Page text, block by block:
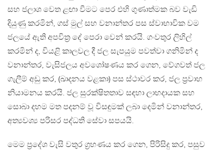
සහ ජලාශ වෙත ළඟා වීමට පෙර එහි ගුණාත්මක බව වැඩි
දියුණු කරමින්, ගස් මුල් සහ වනාන්තර පස ස්වාභාවික වම
ජලයේ ඇති අපවිත්‍ර දේ පෙරා වෙන් කරයි. ගංවතුර ලිහිල්
කරමින් ද, වියළි කාලවල දී ජල සැපයුම පවත්වා ගනිමින් ද
වනාන්තර, වැසිජලය අවශෝෂණය කර ගෙන, වේගවත් ජල
ගැලීම් අඩු කර, (ඛාදනය වළකා) පස ස්ථාවර කර, ජල ප්‍රවාහ
නියාමනය කරයි. ජල සුරක්ෂිතතාව සඳහා ලාභදායක සහ
සොබා දහම මත පදනම් වූ විසඳුමක් ලබා දෙමින් වනාන්තර,
අත්‍යවශ්‍ය පරිසර පද්ධති සේවා සපයයි.
මෙම ප්‍රදේශ වැසි වතුර ග්‍රහණය කර ගෙන, පිරිසිදු කර, පසුව